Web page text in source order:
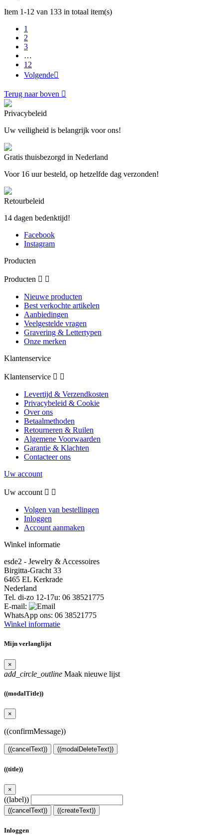
Item 1-12 van 133 in totaal item(s)
1
2
3
…
12
Volgende
Terug naar boven 
Privacybeleid
Uw veiligheid is belangrijk voor ons!
Gratis thuisbezorgd in Nederland
Voor 16 uur besteld, op hetzelfde dag verzonden!
Retourbeleid
14 dagen bedenktijd!
Facebook
Instagram
Producten
Producten  
Nieuwe producten
Best verkochte artikelen
Aanbiedingen
Veelgestelde vragen
Gravering & Lettertypen
Onze merken
Klantenservice
Klantenservice  
Levertijd & Verzendkosten
Privacybeleid & Cookie
Over ons
Betaalmethoden
Retourneren & Ruilen
Algemene Voorwaarden
Garantie & Klachten
Contacteer ons
Uw account
Uw account  
Volgen van bestellingen
Inloggen
Account aanmaken
Winkel informatie
esde2 - Jewelry & Accessoires
Birgitta-Gracht 33
6465 EL Kerkrade
Nederland
Tel. di-zo 12-17u: 06 38521775
E-mail:
WhatsApp ons: 06 38521775
Winkel informatie
Mijn verlanglijst
×
add_circle_outline Maak nieuwe lijst
((modalTitle))
×
((confirmMessage))
((cancelText)) ((modalDeleteText))
((title))
×
((label))
((cancelText)) ((createText))
Inloggen